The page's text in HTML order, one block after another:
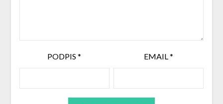
PODPIS* EMAIL*